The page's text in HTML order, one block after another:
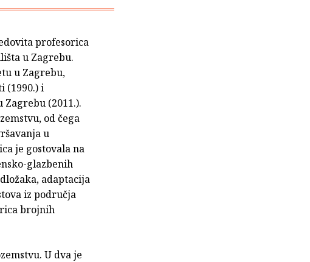
profesorica
u Zagrebu.
u Zagrebu,
(1990.) i
(2011.).
od čega
u
je gostovala na
glazbenih
adaptacija
iz područja
brojnih
U dva je